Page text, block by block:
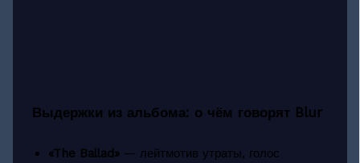
Выдержки из альбома: о чём говорят Blur
«The Ballad»— лейтмотив утраты, голос